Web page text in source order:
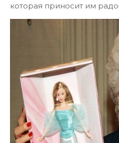
которая приносит им